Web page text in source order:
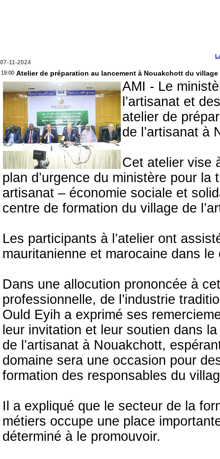
07-11-2024
19:00 Atelier de préparation au lancement à Nouakchott du village
AMI - Le
l’artisanat et
atelier de
de l’artisanat à
Cet atelier vise
plan d’urgence du ministère pour
artisanat – économie sociale et
centre de formation du village de
Les participants à l’atelier ont
mauritanienne et marocaine dans
Dans une allocution prononcée à
professionnelle, de l’industrie
Ould Eyih a exprimé ses
leur invitation et leur soutien dans
de l’artisanat à Nouakchott,
domaine sera une occasion pour
formation des responsables du
Il a expliqué que le secteur de la
métiers occupe une place
déterminé à le promouvoir.